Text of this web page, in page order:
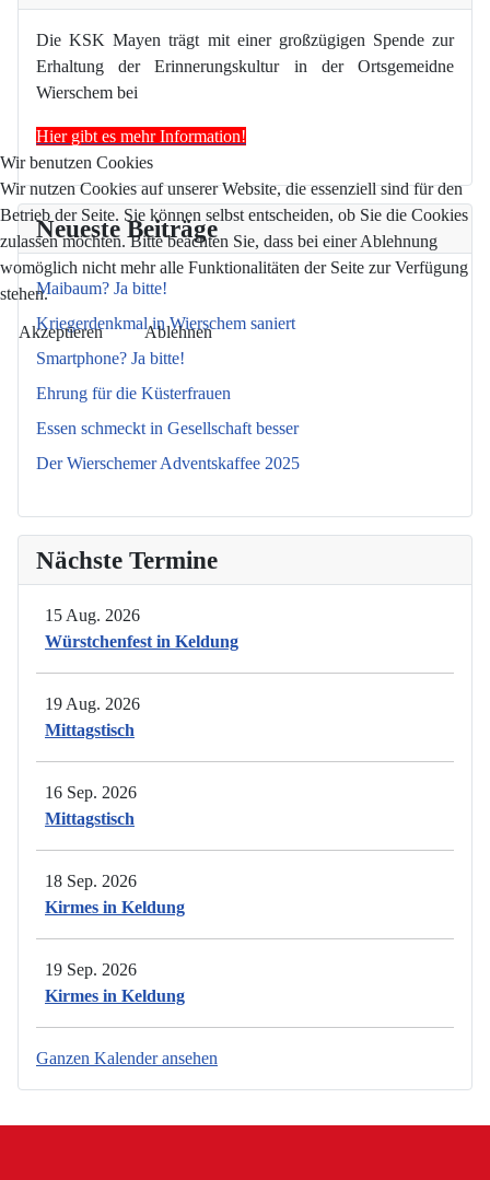
Die KSK Mayen trägt mit einer großzügigen Spende zur
Erhaltung der Erinnerungskultur in der Ortsgemeidne
Wierschem bei
Hier gibt es mehr Information!
Neueste Beiträge
Maibaum? Ja bitte!
Kriegerdenkmal in Wierschem saniert
Smartphone? Ja bitte!
Ehrung für die Küsterfrauen
Essen schmeckt in Gesellschaft besser
Der Wierschemer Adventskaffee 2025
Nächste Termine
15 Aug. 2026
Würstchenfest in Keldung
19 Aug. 2026
Mittagstisch
16 Sep. 2026
Mittagstisch
18 Sep. 2026
Kirmes in Keldung
19 Sep. 2026
Kirmes in Keldung
Ganzen Kalender ansehen
Wir benutzen Cookies
Wir nutzen Cookies auf unserer Website, die essenziell sind für den
Betrieb der Seite. Sie können selbst entscheiden, ob Sie die Cookies
zulassen möchten. Bitte beachten Sie, dass bei einer Ablehnung
womöglich nicht mehr alle Funktionalitäten der Seite zur Verfügung
stehen.
Akzeptieren Ablehnen